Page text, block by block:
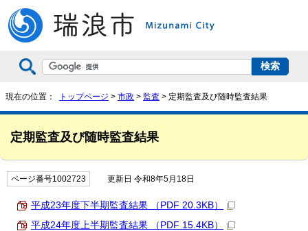
現在の位置： トップページ > 市政 > 監査 > 定期監査及び随時監査結果
定期監査及び随時監査結果
ページ番号1002723 更新日 令和8年5月18日
平成23年度下半期監査結果 （PDF 20.3KB）
平成24年度上半期監査結果 （PDF 15.4KB）